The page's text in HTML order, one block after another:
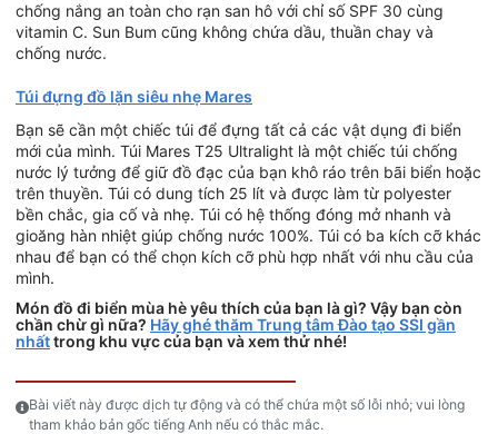
chống nắng an toàn cho rạn san hô với chỉ số SPF 30 cùng
vitamin C. Sun Bum cũng không chứa dầu, thuần chay và
chống nước.
Túi đựng đồ lặn siêu nhẹ Mares
Bạn sẽ cần một chiếc túi để đựng tất cả các vật dụng đi biển
mới của mình. Túi Mares T25 Ultralight là một chiếc túi chống
nước lý tưởng để giữ đồ đạc của bạn khô ráo trên bãi biển hoặc
trên thuyền. Túi có dung tích 25 lít và được làm từ polyester
bền chắc, gia cố và nhẹ. Túi có hệ thống đóng mở nhanh và
gioăng hàn nhiệt giúp chống nước 100%. Túi có ba kích cỡ khác
nhau để bạn có thể chọn kích cỡ phù hợp nhất với nhu cầu của
mình.
Món đồ đi biển mùa hè yêu thích của bạn là gì? Vậy bạn còn
chần chừ gì nữa? Hãy ghé thăm Trung tâm Đào tạo SSI gần
nhấttrong khu vực của bạn và xem thử nhé!
Bài viết này được dịch tự động và có thể chứa một số lỗi nhỏ; vui lòng
tham khảo bản gốc tiếng Anh nếu có thắc mắc.